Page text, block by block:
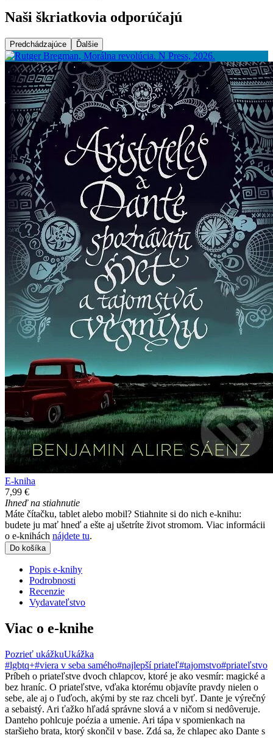
Naši škriatkovia odporúčajú
Predchádzajúce Ďalšie
E-kniha
7,99 €
Ihneď na stiahnutie
Máte čítačku, tablet alebo mobil? Stiahnite si do nich e-knihu:
budete ju mať hneď a ešte aj ušetríte život stromom. Viac informácii
o e-knihách nájdete tu.
Do košíka
Popis e-knihy
Podrobnosti
Recenzie
Vydavateľstvo
Viac o e-knihe
Pozrieť ukážkuUkážka
#lgbtq+#viera v seba samého#najlepší priateľ#tajomstvo#priateľstvo
Príbeh o priateľstve dvoch chlapcov, ktoré je ako vesmír: magické a
bez hraníc. O priateľstve, vďaka ktorému objavíte pravdy nielen o
sebe, ale aj o ľuďoch, akými by ste raz chceli byť. Dante je výrečný
a sebaistý. Ari ťažko hľadá správne slová a v ničom si nedôveruje.
Danteho pohlcuje poézia a umenie. Ari tápa v spomienkach na
staršieho brata, ktorý skončil v base. Zdá sa, že chlapec ako Dante s